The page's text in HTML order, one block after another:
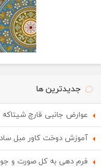
جدیدترین ها
عوارض جانبی قارچ شیتاکه
آموزش دوخت کاور مبل ساده
فرم دهی به کل صورت و